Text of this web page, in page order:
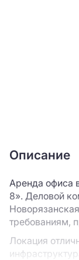
Описание
Аренда офиса
8». Деловой
требованиям,
Локация